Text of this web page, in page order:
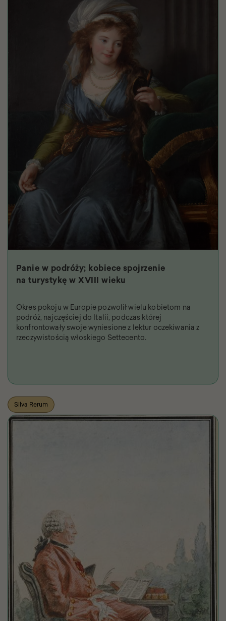
Panie w podróży; kobiece spojrzenie
na turystykę w XVIII wieku
Okres pokoju w Europie pozwolił wielu kobietom na
podróż, najczęściej do Italii, podczas której
konfrontowały swoje wyniesione z lektur oczekiwania z
rzeczywistością włoskiego Settecento.
Silva Rerum